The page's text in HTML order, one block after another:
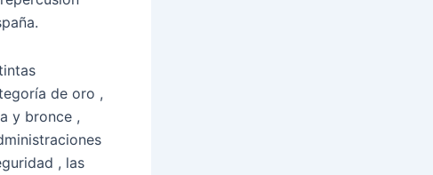
de oro ,
y bronce ,
, las